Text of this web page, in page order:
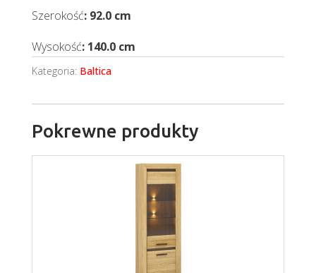
Szerokość: 92.0 cm
Wysokość: 140.0 cm
Kategoria: Baltica
Pokrewne produkty